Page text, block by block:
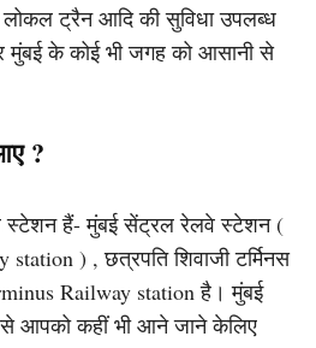
ट्रैन आदि की सुविधा उपलब्ध
के कोई भी जगह को आसानी से
?
स्टेशन हैं- मुंबई सेंट्रल रेलवे स्टेशन (
) , छत्रपति शिवाजी टर्मिनस
Railway station है। मुंबई
आपको कहीं भी आने जाने केलिए